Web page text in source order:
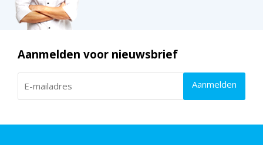
Aanmelden voor nieuwsbrief
Aanmelden